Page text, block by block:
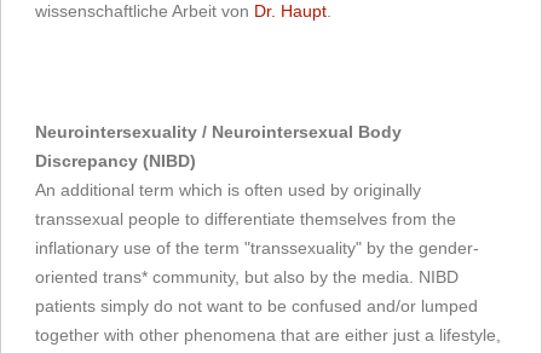
wissenschaftliche Arbeit von Dr. Haupt
Neurointersexuality / Neurointersexual Body
Discrepancy (NIBD)
An additional term which is often used by originally
transsexual people to differentiate themselves from the
inflationary use of the term "transsexuality" by the gender-
oriented trans* community, but also by the media. NIBD
patients simply do not want to be confused and/or lumped
together with other phenomena that are either just a lifestyle,